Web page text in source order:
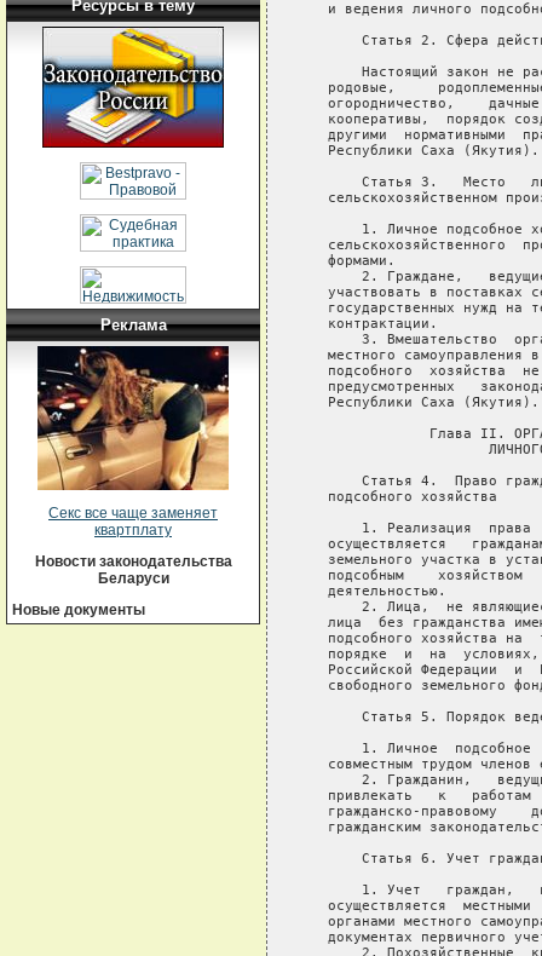
Ресурсы в тему
Реклама
Секс все чаще заменяет
квартплату
Новости законодательства
Беларуси
Новые документы